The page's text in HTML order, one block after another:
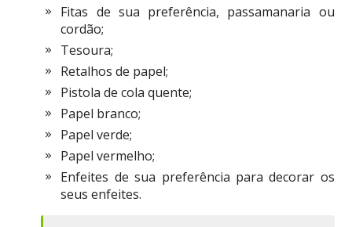
Fitas de sua preferência, passamanaria ou
cordão;
Tesoura;
Retalhos de papel;
Pistola de cola quente;
Papel branco;
Papel verde;
Papel vermelho;
Enfeites de sua preferência para decorar os
seus enfeites.